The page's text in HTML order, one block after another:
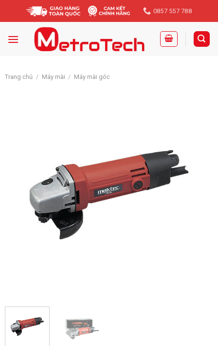
0857 557 788
Trang chủ / Máy mài / Máy mài góc